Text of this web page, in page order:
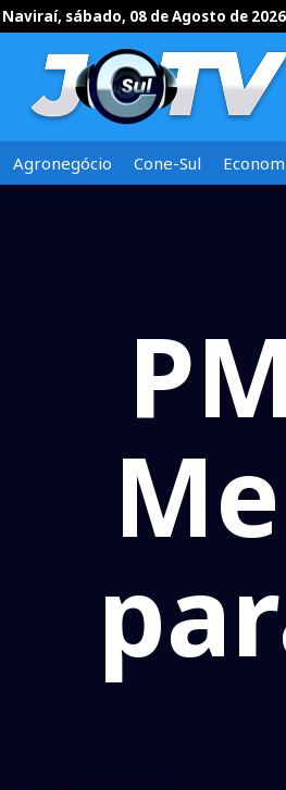
Naviraí, sábado, 08 de Agosto de 2026
Agronegócio Cone-Sul